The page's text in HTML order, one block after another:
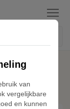
Menu
van
vergelijkbare
en kunnen